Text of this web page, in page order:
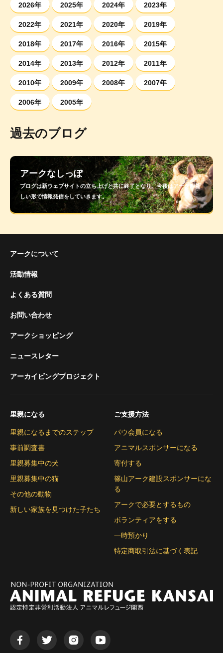
2026年 2025年 2024年 2023年
2022年 2021年 2020年 2019年
2018年 2017年 2016年 2015年
2014年 2013年 2012年 2011年
2010年 2009年 2008年 2007年
2006年 2005年
過去のブログ
アークなしっぽ
ブログは新ウェブサイトの立ち上げと共に終了となり、今後はアークが新
しい形で情報発信をしていきます。
アークについて
活動情報
よくある質問
お問い合わせ
アークショッピング
ニュースレター
アーカイビングプロジェクト
里親になる
里親になるまでのステップ
事前調査書
里親募集中の犬
里親募集中の猫
その他の動物
新しい家族を見つけた子たち
ご支援方法
パウ会員になる
アニマルスポンサーになる
寄付する
篠山アーク建設スポンサーにな
る
アークで必要とするもの
ボランティアをする
一時預かり
特定商取引法に基づく表記